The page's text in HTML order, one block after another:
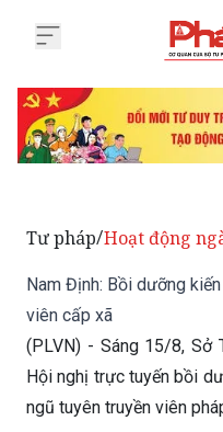
Tư pháp/Hoạt động
Nam Định: Bồi dưỡng
viên cấp xã
(PLVN) - Sáng 15/8, Sở
Hội nghị trực tuyến bồi
ngũ tuyên truyền viên